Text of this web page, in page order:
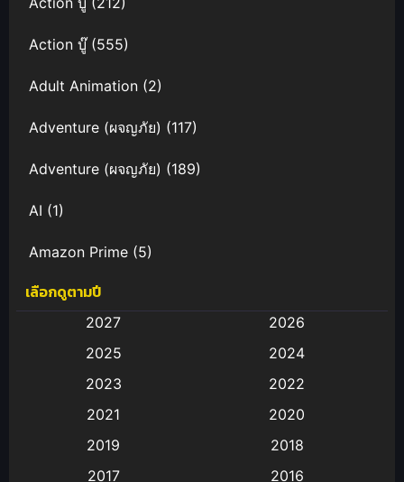
Action บู๊(555)
Adult Animation (2)
Adventure (ผจญภัย) (117)
Adventure (ผจญภัย) (189)
AI (1)
Amazon Prime (5)
Anal (ประตูหลัง)
Animation การ์ตูน
Animation อนิเมะ
เลือกดูตามปี
2027
2026
2025
2024
2023
2022
2021
2020
2019
2018
2017
2016